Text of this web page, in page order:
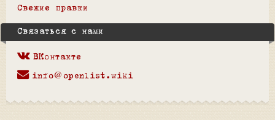
Свежие правки
Связаться с нами
ВКонтакте
info@openlist.wiki